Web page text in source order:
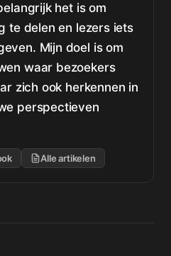
het is om
te delen en lezers iets
Mijn doel is om
waar bezoekers
zich ook herkennen in
perspectieven
Alle artikelen